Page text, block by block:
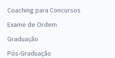
Coaching para Concursos
Exame de Ordem
Graduação
Pós-Graduação